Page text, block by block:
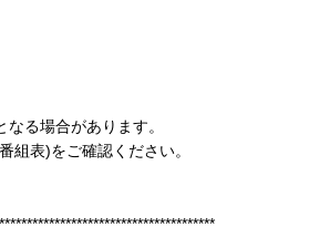
る場合があります。
組表)をご確認ください。